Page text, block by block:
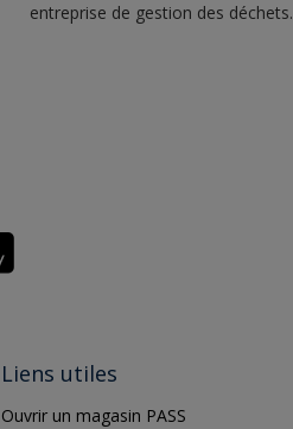
entreprise de gestion des déchets.
Liens utiles
Ouvrir un magasin PASS